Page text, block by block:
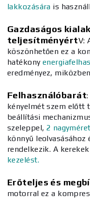
lakkozására is
Gazdaságos
teljesítményértV:
köszönhetően ez a
hatékony
eredményez,
Felhasználóbarát:
kényelmét szem előtt
beállítási
szeleppel, 2
könnyű leolvasásához
rendelkezik. A
kezelést.
Erőteljes és
motorral ez a